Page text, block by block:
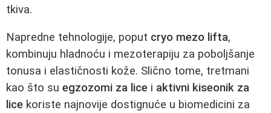
tkiva.
Napredne tehnologije, poput cryo mezo lifta,
kombinuju hladnoću i mezoterapiju za poboljšanje
tonusa i elastičnosti kože. Slično tome, tretmani
kao što su egzozomi za lice i aktivni kiseonik za
lice koriste najnovije dostignuće u biomedicini za